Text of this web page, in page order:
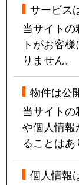
サービス
当サイト
トがお客
りません。
物件は公
当サイト
や個人情
ることはあ
個人情報